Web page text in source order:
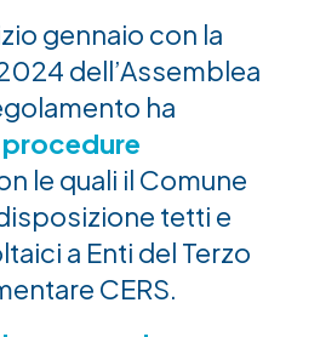
gennaio con la
dell’Assemblea
ha
le quali il Comune
tetti e
a Enti del Terzo
CERS.